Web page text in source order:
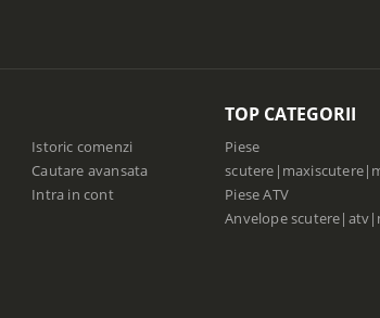
Istoric comenzi
Cautare avansata
Intra in cont
TOP CATEGORII
Piese
Piese ATV
Anvelope